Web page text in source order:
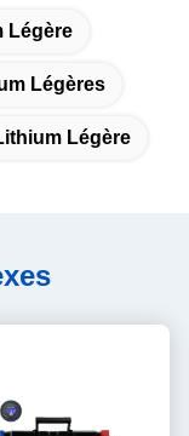
Légère
Légères
Légère